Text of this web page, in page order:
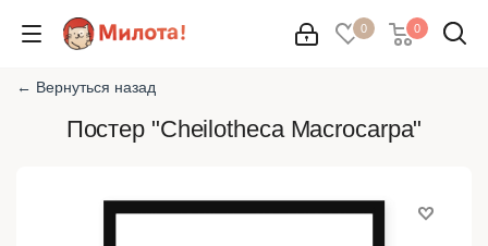
0 0
← Вернуться назад
Постер "Cheilotheca Macrocarpa"